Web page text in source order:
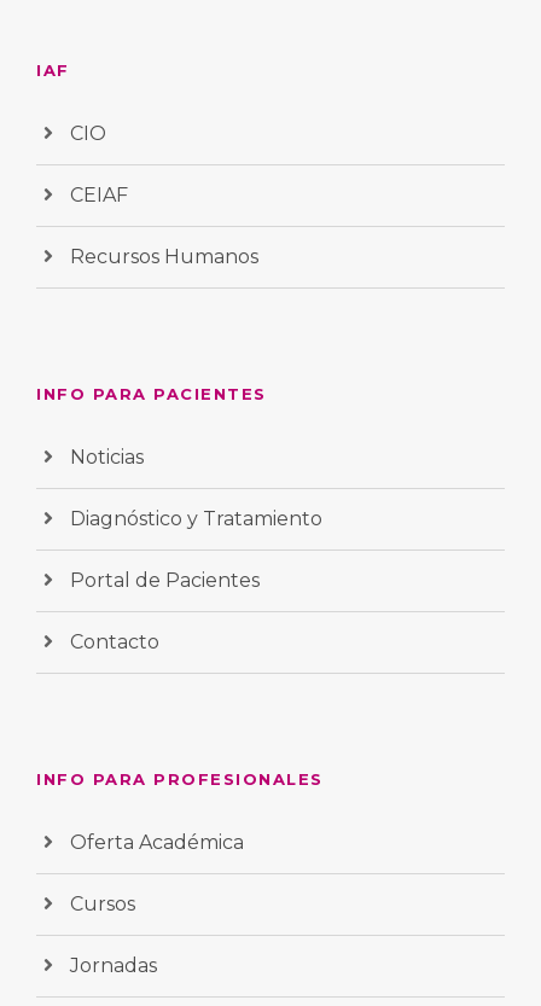
IAF
CIO
CEIAF
Recursos Humanos
INFO PARA PACIENTES
Noticias
Diagnóstico y Tratamiento
Portal de Pacientes
Contacto
INFO PARA PROFESIONALES
Oferta Académica
Cursos
Jornadas